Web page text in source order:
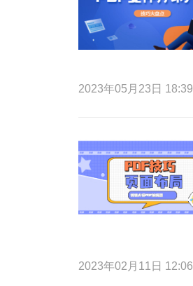
2023年05月23日 18:39
2023年02月11日 12:06